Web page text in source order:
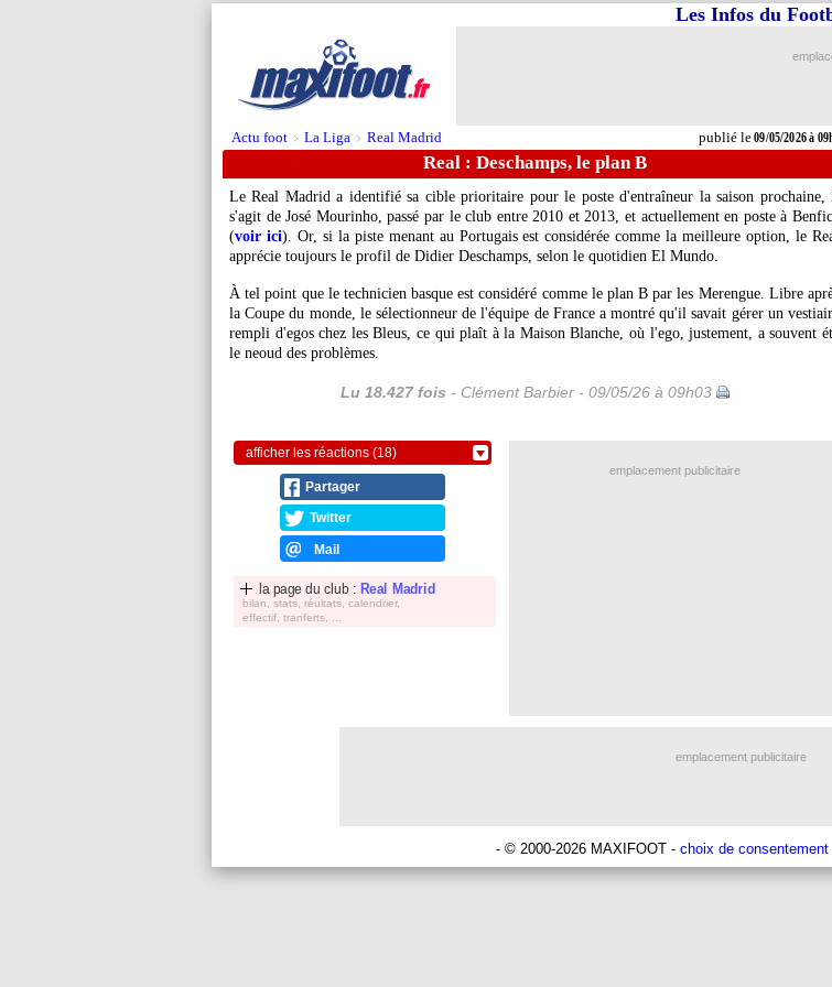
Actu foot > La Liga > Real Madrid publié le09/05/2026 à
Les Infos du
Real : Deschamps, le plan B
Le Real Madrid a identifié sa cible prioritaire pour le poste d'entraîneur la saison prochaine,
s'agit de José Mourinho, passé par le club entre 2010 et 2013, et actuellement en poste à
(voir ici). Or, si la piste menant au Portugais est considérée comme la meilleure option, le
apprécie toujours le profil de Didier Deschamps, selon le quotidien El Mundo.
À tel point que le technicien basque est considéré comme le plan B par les Merengue. Libre
la Coupe du monde, le sélectionneur de l'équipe de France a montré qu'il savait gérer un
rempli d'egos chez les Bleus, ce qui plaît à la Maison Blanche, où l'ego, justement, a souvent
le neoud des problèmes.
Lu 18.427 fois - Clément Barbier - 09/05/26 à 09h03
afficher les réactions (18)
Partager
Twitter
Mail
la page du club : Real Madrid
bilan, stats, réultats, calendrier,
effectif, tranferts, ...
emplacement publicitaire
emplacement publicitaire
- © 2000-2026 MAXIFOOT - choix de consentement